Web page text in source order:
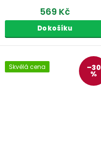
569 Kč
Do košíku
Skvělá cena –30
%